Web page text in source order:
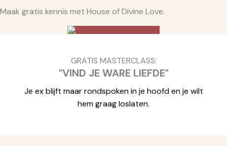
Maak gratis kennis met House of Divine Love.
GRATIS MASTERCLASS:
"VIND JE WARE LIEFDE"
Je ex blijft maar rondspoken in je hoofd en je wilt
hem graag loslaten.